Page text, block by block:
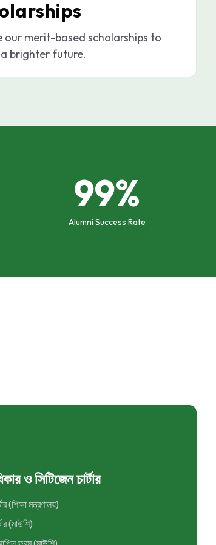
our merit-based scholarships to
brighter future.
99%
Alumni Success Rate
ও সিটিজেন চার্টার
(শিক্ষা মন্ত্রণালয়)
(মাউশি)